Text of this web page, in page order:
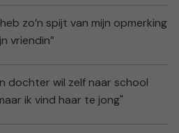
zo’n spijt van mijn opmerking
vriendin”
dochter wil zelf naar school
ik vind haar te jong"